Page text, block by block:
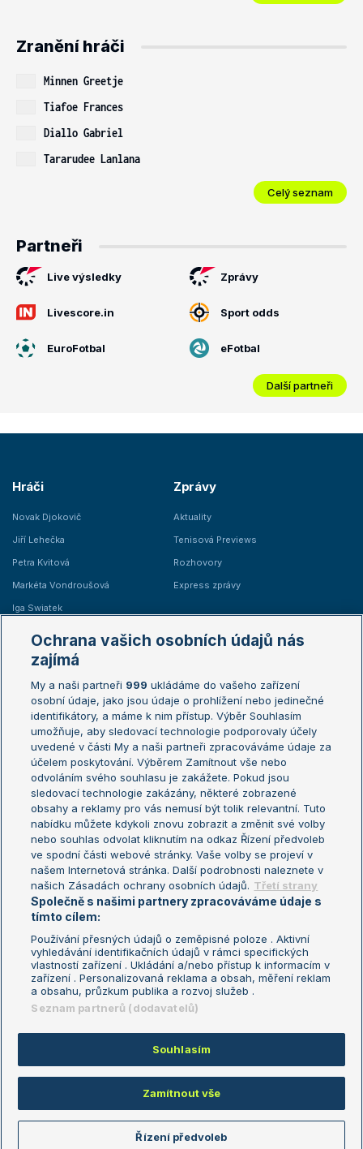
Zranění hráči
Minnen Greetje
Tiafoe Frances
Diallo Gabriel
Tararudee Lanlana
Celý seznam
Partneři
Live výsledky Zprávy
Livescore.in Sport odds
EuroFotbal eFotbal
Další partneři
Hráči
Novak Djokovič
Jiří Lehečka
Petra Kvitová
Markéta Vondroušová
Iga Swiatek
Zprávy
Aktuality
Tenisová Previews
Rozhovory
Express zprávy
Žebříčky
Žebříček ATP (muži)
Žebříček WTA (ženy)
Sázkařský žebříček
Australian Open
French Open
Wimbledon
US Open
Turnaj mistrů
Turnaj mistryň
Aktualní trendy
Fotbalové přestupy
Livesport Daily
LS Prague Open
Podmínky užití
Nastavení soukromí
GDPR a žurnalistika
Reklama
Kontakt
Informace o zpracování osobních
údajů
Copyright © 2008-2026 TenisPortal.cz. Využíváme zpravodajství ČTK.
Ochrana vašich osobních údajů nás
zajímá
My a naši partneři 999 ukládáme do vašeho zařízení
osobní údaje, jako jsou údaje o prohlížení nebo jedinečné
identifikátory, a máme k nim přístup. Výběr Souhlasím
umožňuje, aby sledovací technologie podporovaly účely
uvedené v části My a naši partneři zpracováváme údaje za
účelem poskytování. Výběrem Zamítnout vše nebo
odvoláním svého souhlasu je zakážete. Pokud jsou
sledovací technologie zakázány, některé zobrazené
obsahy a reklamy pro vás nemusí být tolik relevantní. Tuto
nabídku můžete kdykoli znovu zobrazit a změnit své volby
nebo souhlas odvolat kliknutím na odkaz Řízení předvoleb
ve spodní části webové stránky. Vaše volby se projeví v
našem Internetová stránka. Další podrobnosti naleznete v
našich Zásadách ochrany osobních údajů. Třetí strany
Společně s našimi partnery zpracováváme údaje s
tímto cílem:
Používání přesných údajů o zeměpisné poloze . Aktivní
vyhledávání identifikačních údajů v rámci specifických
vlastností zařízení . Ukládání a/nebo přístup k informacím v
zařízení . Personalizovaná reklama a obsah, měření reklam
a obsahu, průzkum publika a rozvoj služeb .
Seznam partnerů (dodavatelů)
Souhlasím
Zamítnout vše
Řízení předvoleb